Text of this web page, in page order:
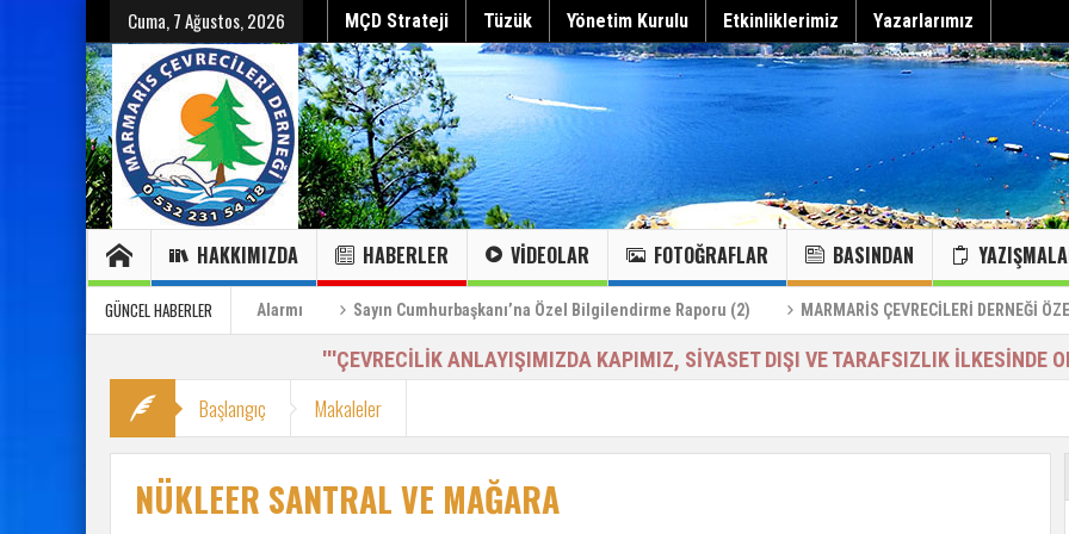
Cuma, 7 Ağustos, 2026 MÇD Strateji Tüzük Yönetim Kurulu Etkinliklerimiz Yazarlarımız
HAKKIMIZDA HABERLER VIDEOLAR FOTOĞRAFLAR BASINDAN
GÜNCEL HABERLER
Körfeze Acil Müdahale Alarmı Sayın Cumhurbaşkanı’na Özel Bilgilendirme Raporu (2) MARMARİS ÇEVRECİLERİ DERNEĞİ ÖZEL RAPOR
'''ÇEVRECİLİK ANLAYIŞIMIZDA KAPIMIZ, SİYASET DIŞI VE TARAFSIZLIK İLKESİNDE
Başlangıç Makaleler
NÜKLEER SANTRAL VE MAĞARA